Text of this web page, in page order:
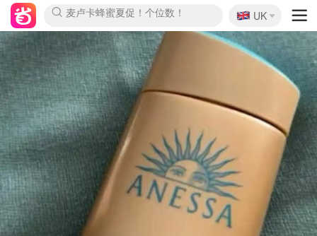
麦卢卡蜂蜜夏促！个位数！
Prada/Miu 4.8折！
啥？必胜客披萨5折！
🇬🇧
UK